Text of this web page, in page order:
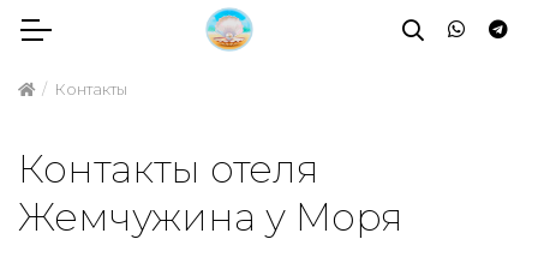
Контакты
Контакты отеля
Жемчужина у Моря